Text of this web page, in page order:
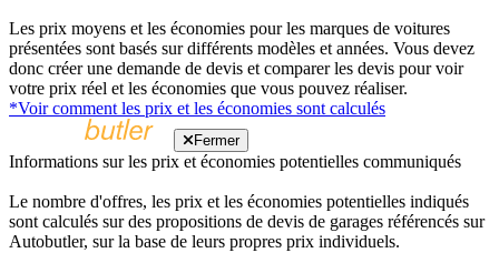
Les prix moyens et les économies pour les marques de voitures
présentées sont basés sur différents modèles et années. Vous devez
donc créer une demande de devis et comparer les devis pour voir
votre prix réel et les économies que vous pouvez réaliser.
*Voir comment les prix et les économies sont calculés
Fermer
Informations sur les prix et économies potentielles communiqués
Le nombre d'offres, les prix et les économies potentielles indiqués
sont calculés sur des propositions de devis de garages référencés sur
Autobutler, sur la base de leurs propres prix individuels.